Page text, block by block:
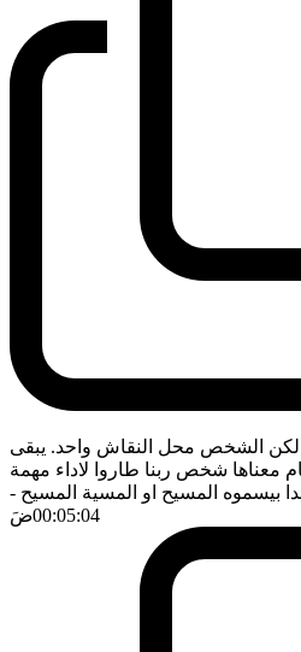
لكن الشخص محل النقاش واحد. يبقى
معناها شخص ربنا طاروا لاداء مهمة
بيسموه المسيح او المسية المسيح -
00:05:04ضَ